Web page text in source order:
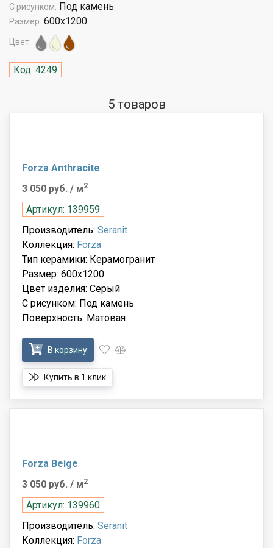
С рисунком: Под камень
Размер: 600x1200
Цвет:
Код: 4249
5 товаров
Forza Anthracite
3 050 руб. / м2
Артикул: 139959
Производитель: Seranit
Коллекция: Forza
Тип керамики: Керамогранит
Размер: 600x1200
Цвет изделия: Серый
С рисунком: Под камень
Поверхность: Матовая
В корзину
Купить в 1 клик
Forza Beige
3 050 руб. / м2
Артикул: 139960
Производитель: Seranit
Коллекция: Forza